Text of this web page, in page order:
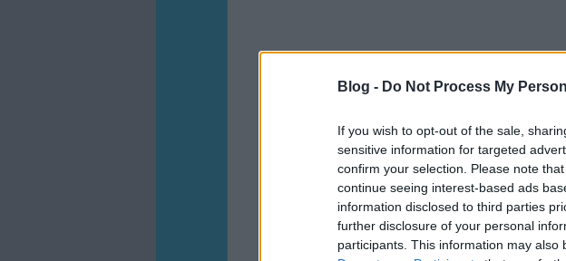
Blog - Do Not Process My
If you wish to opt-out of the sale,
sensitive information for targeted
confirm your selection. Please note
continue seeing interest-based ads
information disclosed to third parties
further disclosure of your personal
participants. This information may